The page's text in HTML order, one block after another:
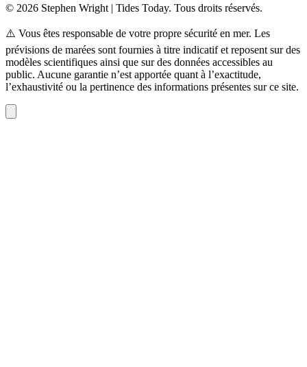
© 2026 Stephen Wright | Tides Today. Tous droits réservés.
⚠️ Vous êtes responsable de votre propre sécurité en mer. Les
prévisions de marées sont fournies à titre indicatif et reposent sur des
modèles scientifiques ainsi que sur des données accessibles au
public. Aucune garantie n’est apportée quant à l’exactitude,
l’exhaustivité ou la pertinence des informations présentes sur ce site.